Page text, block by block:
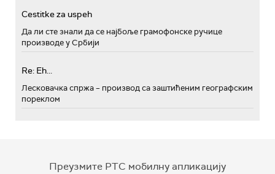
Cestitke za uspeh
Да ли сте знали да се најбоље грамофонске ручице
производе у Србији
Re: Eh...
Лесковачка спржа – производ са заштићеним географским
пореклом
Преузмите РТС мобилну апликацију